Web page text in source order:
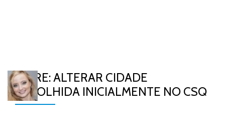
RE: RE: ALTERAR CIDADE
ESCOLHIDA INICIALMENTE NO CSQ